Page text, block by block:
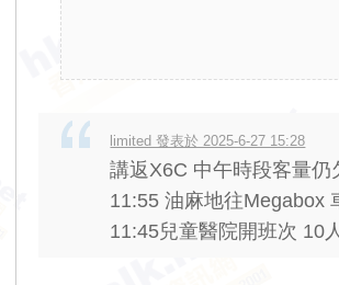
limited 發表於 2025-6-27 15:28
講返X6C 中午時段客量仍
11:55 油麻地往Megabox
11:45兒童醫院開班次 10